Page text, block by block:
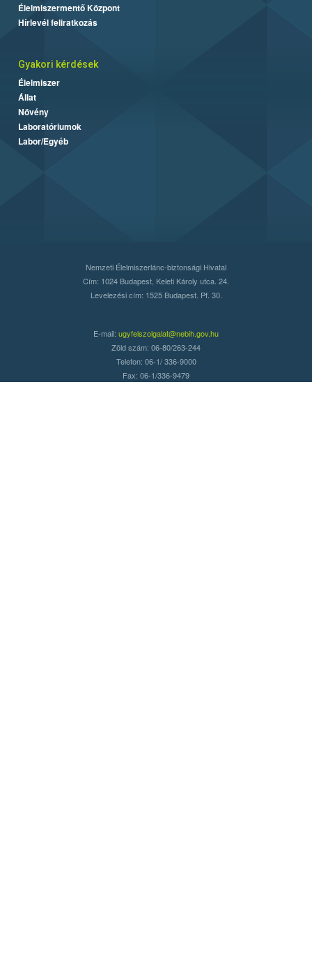
Élelmiszermentő Központ
Hírlevél feliratkozás
Gyakori kérdések
Élelmiszer
Állat
Növény
Laboratóriumok
Labor/Egyéb
Nemzeti Élelmiszerlánc-biztonsági Hivatal
Cím: 1024 Budapest, Keleti Károly utca. 24.
Levelezési cím: 1525 Budapest. Pf. 30.
E-mail: ugyfelszolgalat@nebih.gov.hu
Zöld szám: 06-80/263-244
Telefon: 06-1/ 336-9000
Fax: 06-1/336-9479